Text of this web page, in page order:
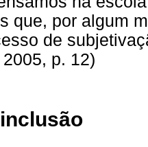
que, por algum
de
p. 12)